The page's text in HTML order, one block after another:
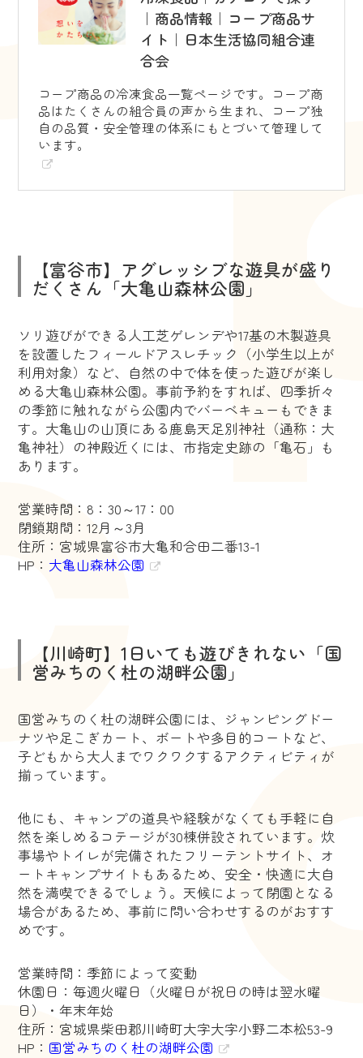
｜商品情報｜コープ商品サ
イト｜日本生活協同組合連
合会
コープ商品の冷凍食品一覧ページです。コープ商
品はたくさんの組合員の声から生まれ、コープ独
自の品質・安全管理の体系にもとづいて管理して
います。
【富谷市】アグレッシブな遊具が盛り
だくさん「大亀山森林公園」
ソリ遊びができる人工芝ゲレンデや17基の木製遊具
を設置したフィールドアスレチック（小学生以上が
利用対象）など、自然の中で体を使った遊びが楽し
める大亀山森林公園。事前予約をすれば、四季折々
の季節に触れながら公園内でバーベキューもできま
す。大亀山の山頂にある鹿島天足別神社（通称：大
亀神社）の神殿近くには、市指定史跡の「亀石」も
あります。
営業時間：8：30～17：00
閉鎖期間：12月～3月
住所：宮城県富谷市大亀和合田二番13-1
HP： 大亀山森林公園
【川崎町】1日いても遊びきれない「国
営みちのく杜の湖畔公園」
国営みちのく杜の湖畔公園には、ジャンピングドー
ナツや足こぎカート、ボートや多目的コートなど、
子どもから大人までワクワクするアクティビティが
揃っています。
他にも、キャンプの道具や経験がなくても手軽に自
然を楽しめるコテージが30棟併設されています。炊
事場やトイレが完備されたフリーテントサイト、オ
ートキャンプサイトもあるため、安全・快適に大自
然を満喫できるでしょう。天候によって閉園となる
場合があるため、事前に問い合わせするのがおすす
めです。
営業時間：季節によって変動
休園日：毎週火曜日（火曜日が祝日の時は翌水曜
日）・年末年始
住所：宮城県柴田郡川崎町大字大字小野二本松53-9
HP： 国営みちのく杜の湖畔公園